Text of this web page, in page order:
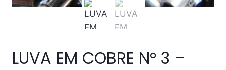
LUVA EM COBRE N° 3 –